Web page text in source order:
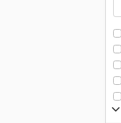
Etiquetadora